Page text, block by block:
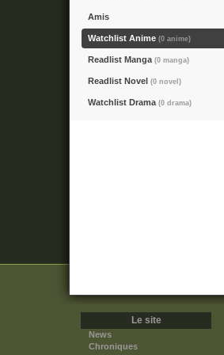
Amis
Watchlist Anime (0 anime)
Readlist Manga (0 manga)
Readlist Novel (0 novel)
Watchlist Drama (0 drama)
Le site
News
Chroniques